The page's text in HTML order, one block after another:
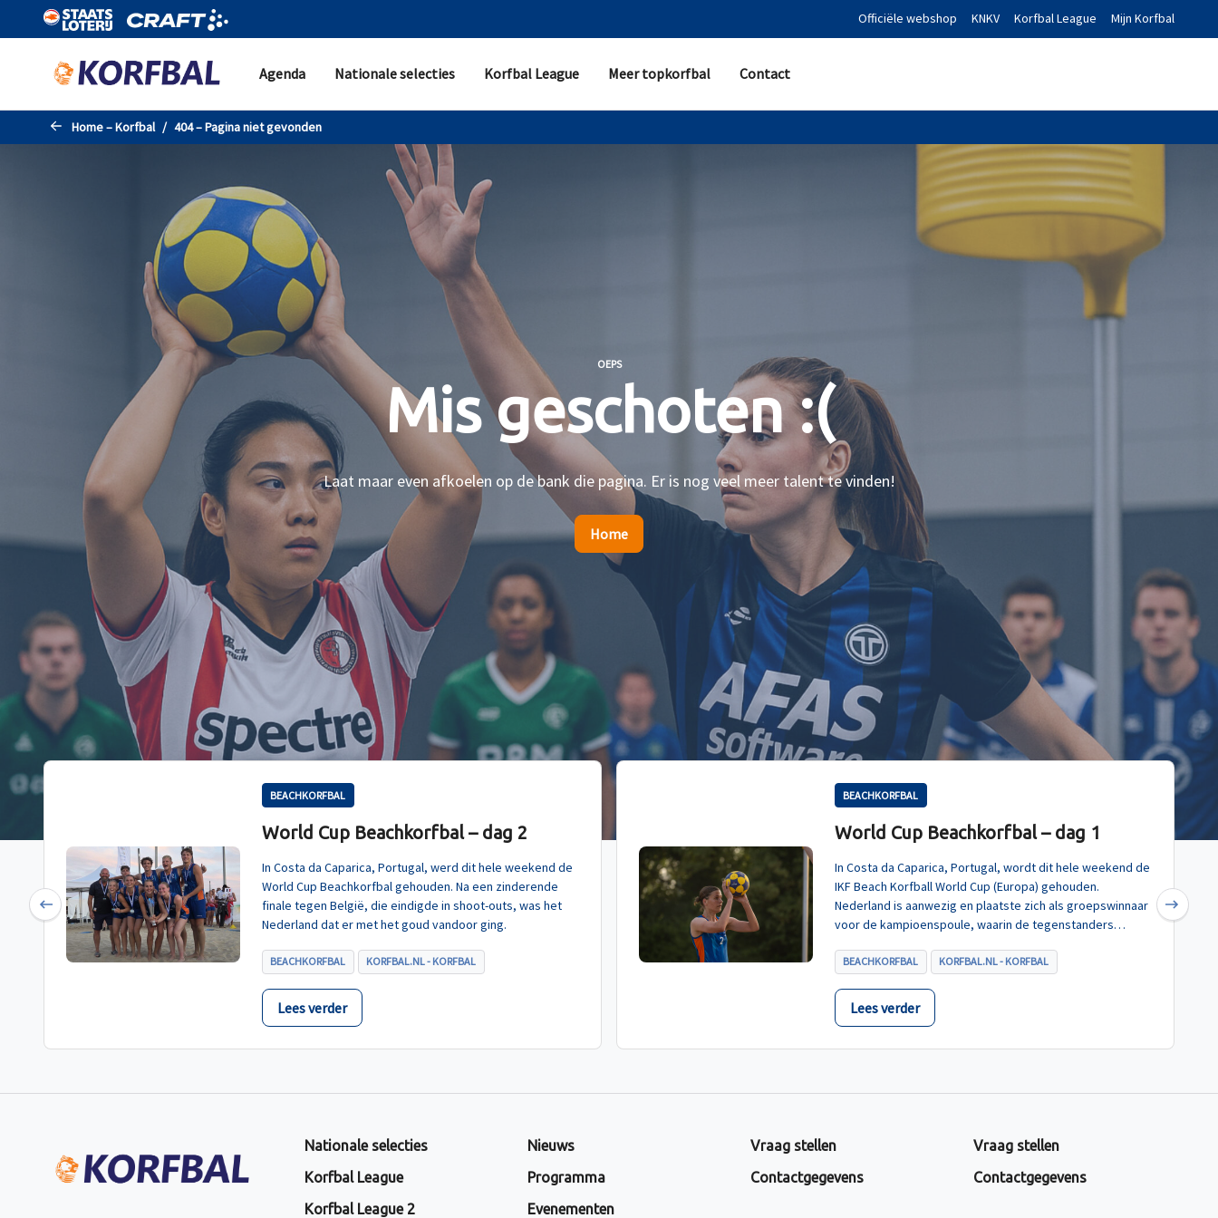
Naar de hoofdinhoud gaan Officiële webshop KNKV Korfbal League Mijn Korfbal
Agenda Nationale selecties Korfbal League Meer topkorfbal Contact
Home – Korfbal 404 – Pagina niet gevonden
OEPS
Mis geschoten :(
Laat maar even afkoelen op de bank die pagina. Er is nog veel meer talent te vinden!
Home
BEACHKORFBAL
World Cup Beachkorfbal – dag 2
In Costa da Caparica, Portugal, werd dit hele weekend de
World Cup Beachkorfbal gehouden. Na een zinderende
finale tegen België, die eindigde in shoot-outs, was het
Nederland dat er met het goud vandoor ging.
BEACHKORFBAL KORFBAL.NL - KORFBAL
Lees verder
BEACHKORFBAL
World Cup Beachkorfbal – dag 1
In Costa da Caparica, Portugal, wordt dit hele weekend de
IKF Beach Korfball World Cup (Europa) gehouden.
Nederland is aanwezig en plaatste zich als groepswinnaar
voor de kampioenspoule, waarin de tegenstanders
BEACHKORFBAL KORFBAL.NL - KORFBAL
Lees verder
Previous Next
Nationale selecties
Korfbal League
Korfbal League 2
Nieuws
Programma
Evenementen
Vraag stellen
Contactgegevens
Vraag stellen
Contactgegevens